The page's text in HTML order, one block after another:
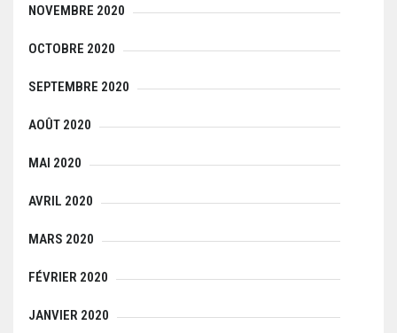
NOVEMBRE 2020
OCTOBRE 2020
SEPTEMBRE 2020
AOÛT 2020
MAI 2020
AVRIL 2020
MARS 2020
FÉVRIER 2020
JANVIER 2020